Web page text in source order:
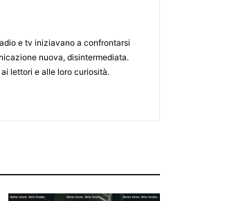
e tv iniziavano a confrontarsi
nuova, disintermediata.
lettori e alle loro curiosità.